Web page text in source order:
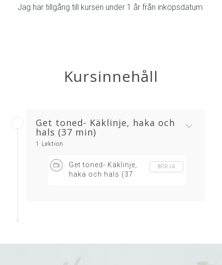
Jag har tillgång till kursen under 1 år från inköpsdatum.
Kursinnehåll
Get toned- Käklinje, haka och
hals (37 min)
1 Lektion
Get toned- Käklinje,
haka och hals (37
BÖRJA